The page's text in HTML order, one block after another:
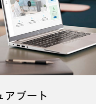
アブート